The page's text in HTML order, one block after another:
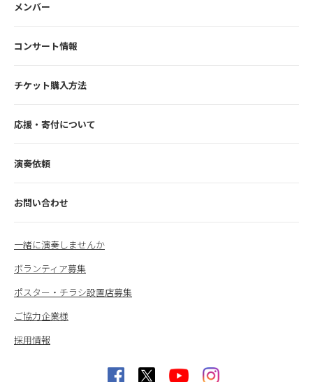
メンバー
コンサート情報
チケット購入方法
応援・寄付について
演奏依頼
お問い合わせ
一緒に演奏しませんか
ボランティア募集
ポスター・チラシ設置店募集
ご協力企業様
採用情報